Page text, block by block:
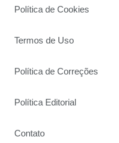
Política de Cookies
Termos de Uso
Política de Correções
Política Editorial
Contato